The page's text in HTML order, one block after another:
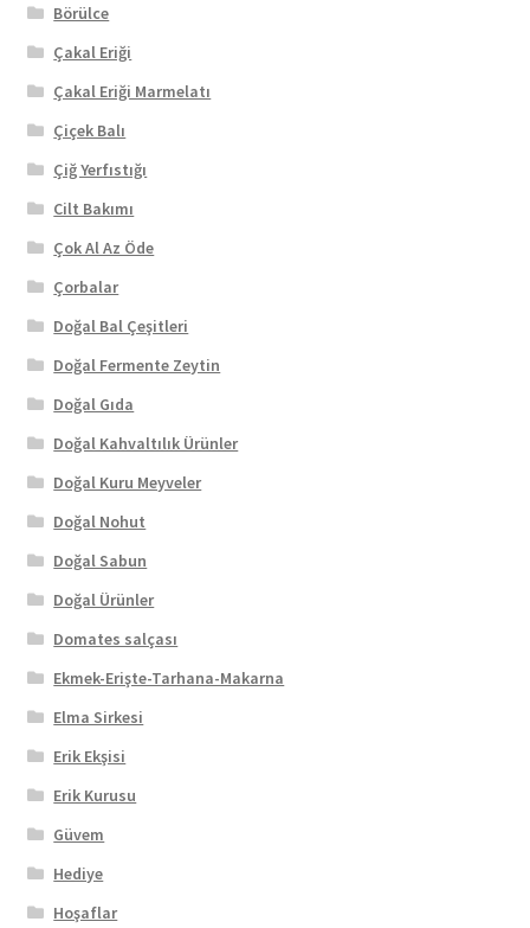
Börülce
Çakal Eriği
Çakal Eriği Marmelatı
Çiçek Balı
Çiğ Yerfıstığı
Cilt Bakımı
Çok Al Az Öde
Çorbalar
Doğal Bal Çeşitleri
Doğal Fermente Zeytin
Doğal Gıda
Doğal Kahvaltılık Ürünler
Doğal Kuru Meyveler
Doğal Nohut
Doğal Sabun
Doğal Ürünler
Domates salçası
Ekmek-Erişte-Tarhana-Makarna
Elma Sirkesi
Erik Ekşisi
Erik Kurusu
Güvem
Hediye
Hoşaflar